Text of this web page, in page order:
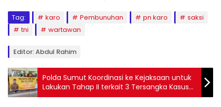
Tag: karo Pembunuhan pn karo
saksi
tni
wartawan
Editor: Abdul Rahim
Polda Sumut Koordinasi ke Kejaksaan untuk
Lakukan Tahap II terkait 3 Tersangka Kasus
PPPK Langkat